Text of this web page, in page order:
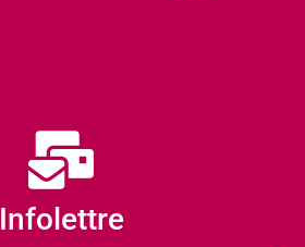
Infolettre